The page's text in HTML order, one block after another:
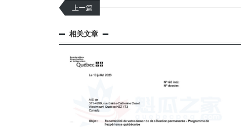
上一篇
相关文章